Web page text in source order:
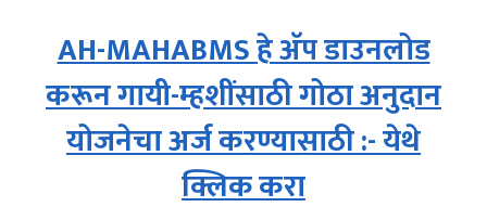
AH-MAHABMS हे अ‍ॅप डाउनलोड
करून गायी-म्हशींसाठी गोठा अनुदान
योजनेचा अर्ज करण्यासाठी :- येथे
क्लिक करा